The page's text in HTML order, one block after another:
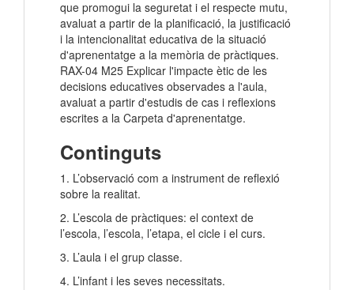
que promogui la seguretat i el respecte mutu,
avaluat a partir de la planificació, la justificació
i la intencionalitat educativa de la situació
d'aprenentatge a la memòria de pràctiques.
RAX-04 M25 Explicar l'impacte ètic de les
decisions educatives observades a l'aula,
avaluat a partir d'estudis de cas i reflexions
escrites a la Carpeta d'aprenentatge.
Continguts
1. L’observació com a instrument de reflexió
sobre la realitat.
2. L’escola de pràctiques: el context de
l’escola, l’escola, l’etapa, el cicle i el curs.
3. L’aula i el grup classe.
4. L’infant i les seves necessitats.